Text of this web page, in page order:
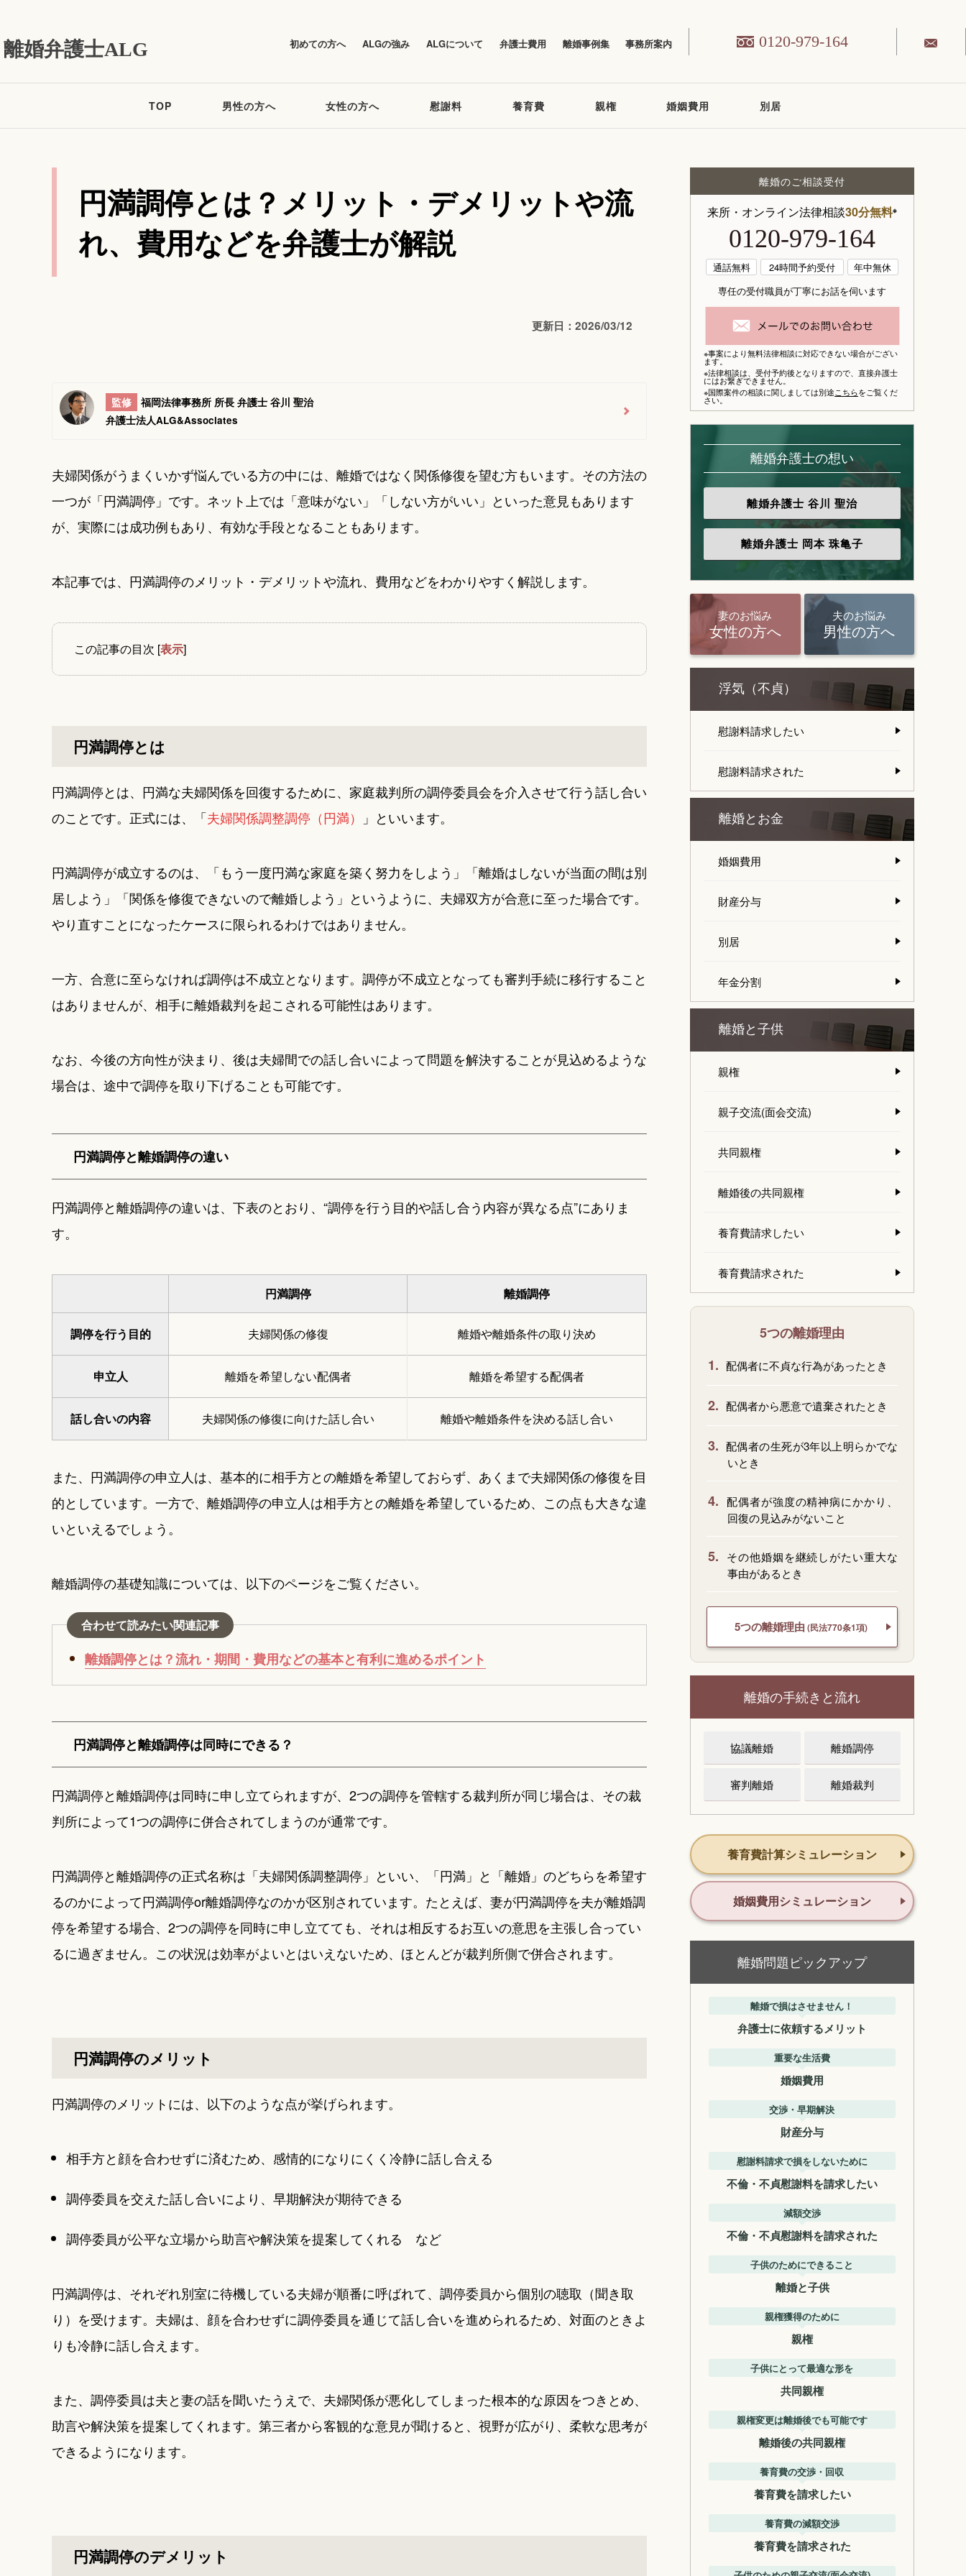
離婚弁護士ALG 初めての方へ ALGの強み ALGについて 弁護士費用 離婚事例集 事務所案内 0120-979-164
TOP 男性の方へ 女性の方へ 慰謝料 養育費 親権 婚姻費用 別居
円満調停とは？メリット・デメリットや流
れ、費用などを弁護士が解説
更新日：2026/03/12
監修
福岡法律事務所 所長 弁護士 谷川 聖治
弁護士法人ALG&Associates
夫婦関係がうまくいかず悩んでいる方の中には、離婚ではなく関係修復を望む方もいます。その方法の
一つが「円満調停」です。ネット上では「意味がない」「しない方がいい」といった意見もあります
が、実際には成功例もあり、有効な手段となることもあります。
本記事では、円満調停のメリット・デメリットや流れ、費用などをわかりやすく解説します。
この記事の目次 [表示]
円満調停とは
円満調停とは、円満な夫婦関係を回復するために、家庭裁判所の調停委員会を介入させて行う話し合い
のことです。正式には、「夫婦関係調整調停（円満） 」といいます。
円満調停が成立するのは、「もう一度円満な家庭を築く努力をしよう」「離婚はしないが当面の間は別
居しよう」「関係を修復できないので離婚しよう」というように、夫婦双方が合意に至った場合です。
やり直すことになったケースに限られるわけではありません。
一方、合意に至らなければ調停は不成立となります。調停が不成立となっても審判手続に移行すること
はありませんが、相手に離婚裁判を起こされる可能性はあります。
なお、今後の方向性が決まり、後は夫婦間での話し合いによって問題を解決することが見込めるような
場合は、途中で調停を取り下げることも可能です。
円満調停と離婚調停の違い
円満調停と離婚調停の違いは、下表のとおり、“調停を行う目的や話し合う内容が異なる点”にありま
す。
円満調停 離婚調停
調停を行う目的 夫婦関係の修復 離婚や離婚条件の取り決め
申立人 離婚を希望しない配偶者 離婚を希望する配偶者
話し合いの内容 夫婦関係の修復に向けた話し合い 離婚や離婚条件を決める話し合い
また、円満調停の申立人は、基本的に相手方との離婚を希望しておらず、あくまで夫婦関係の修復を目
的としています。一方で、離婚調停の申立人は相手方との離婚を希望しているため、この点も大きな違
いといえるでしょう。
離婚調停の基礎知識については、以下のページをご覧ください。
合わせて読みたい関連記事
離婚調停とは？流れ・期間・費用などの基本と有利に進めるポイント
円満調停と離婚調停は同時にできる？
円満調停と離婚調停は同時に申し立てられますが、2つの調停を管轄する裁判所が同じ場合は、その裁
判所によって1つの調停に併合されてしまうのが通常です。
円満調停と離婚調停の正式名称は「夫婦関係調整調停」といい、「円満」と「離婚」のどちらを希望す
るのかによって円満調停or離婚調停なのかが区別されています。たとえば、妻が円満調停を夫が離婚調
停を希望する場合、2つの調停を同時に申し立てても、それは相反するお互いの意思を主張し合ってい
るに過ぎません。この状況は効率がよいとはいえないため、ほとんどが裁判所側で併合されます。
円満調停のメリット
円満調停のメリットには、以下のような点が挙げられます。
相手方と顔を合わせずに済むため、感情的になりにくく冷静に話し合える
調停委員を交えた話し合いにより、早期解決が期待できる
調停委員が公平な立場から助言や解決策を提案してくれる など
円満調停は、それぞれ別室に待機している夫婦が順番に呼ばれて、調停委員から個別の聴取（聞き取
り）を受けます。夫婦は、顔を合わせずに調停委員を通じて話し合いを進められるため、対面のときよ
りも冷静に話し合えます。
また、調停委員は夫と妻の話を聞いたうえで、夫婦関係が悪化してしまった根本的な原因をつきとめ、
助言や解決策を提案してくれます。第三者から客観的な意見が聞けると、視野が広がり、柔軟な思考が
できるようになります。
円満調停のデメリット
離婚のご相談受付
来所・オンライン法律相談30分無料※
0120-979-164
通話無料 24時間予約受付
年中無休
専任の受付職員が丁寧にお話を伺います
※事案により無料法律相談に対応できない場合がござい
ます。
※法律相談は、 受付予約後となりますので、 直接弁護士
にはお繋ぎできません。
※国際案件の相談に関しましては別途こちらをご覧くだ
さい。
離婚弁護士の想い
離婚弁護士 谷川 聖治
離婚弁護士 岡本 珠亀子
妻のお悩み
女性の方へ
夫のお悩み
男性の方へ
浮気（不貞）
慰謝料請求したい
慰謝料請求された
離婚とお金
婚姻費用
財産分与
別居
年金分割
離婚と子供
親権
親子交流(面会交流)
共同親権
離婚後の共同親権
養育費請求したい
養育費請求された
5つの離婚理由
1. 配偶者に不貞な行為があったとき
2. 配偶者から悪意で遺棄されたとき
3. 配偶者の生死が3年以上明らかでな
いとき
4. 配偶者が強度の精神病にかかり、
回復の見込みがないこと
5.
その他婚姻を継続しがたい重大な
事由があるとき
5つの離婚理由 (民法770条1項)
離婚の手続きと流れ
協議離婚 離婚調停
審判離婚 離婚裁判
養育費計算シミュレーション
婚姻費用シミュレーション
離婚問題ピックアップ
離婚で損はさせません！
弁護士に依頼するメリット
重要な生活費
婚姻費用
交渉・早期解決
財産分与
慰謝料請求で損をしないために
不倫・不貞慰謝料を請求したい
減額交渉
不倫・不貞慰謝料を請求された
子供のためにできること
離婚と子供
親権獲得のために
親権
子供にとって最適な形を
共同親権
親権変更は離婚後でも可能です
離婚後の共同親権
養育費の交渉・回収
養育費を請求したい
養育費の減額交渉
養育費を請求された